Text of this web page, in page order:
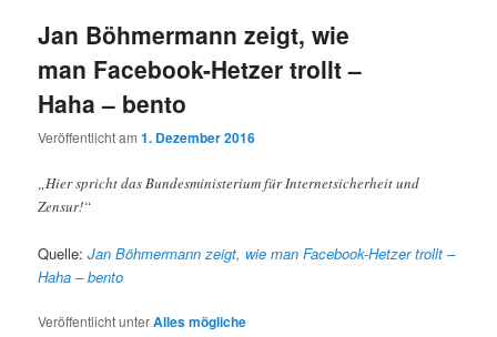
Jan Böhmermann zeigt, wie
man Facebook-Hetzer trollt –
Haha – bento
Veröffentlicht am1. Dezember 2016
„Hier spricht das Bundesministerium für Internetsicherheit und
Zensur!“
Quelle:Jan Böhmermann zeigt, wie man Facebook-Hetzer trollt –
Haha – bento
Veröffentlicht unterAlles mögliche